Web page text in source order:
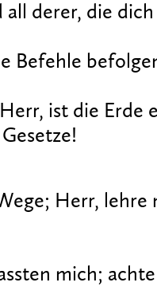
all derer, die
Befehle
ist die Erde
Herr, lehre
mich;